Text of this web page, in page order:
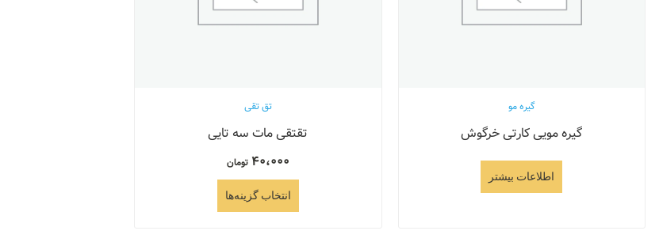
گیره مو
گیره مویی کارتی خرگوش
اطلاعات بیشتر
تق تقی
تقتقی مات سه تایی
40،000 تومان
انتخاب گزینه‌ها